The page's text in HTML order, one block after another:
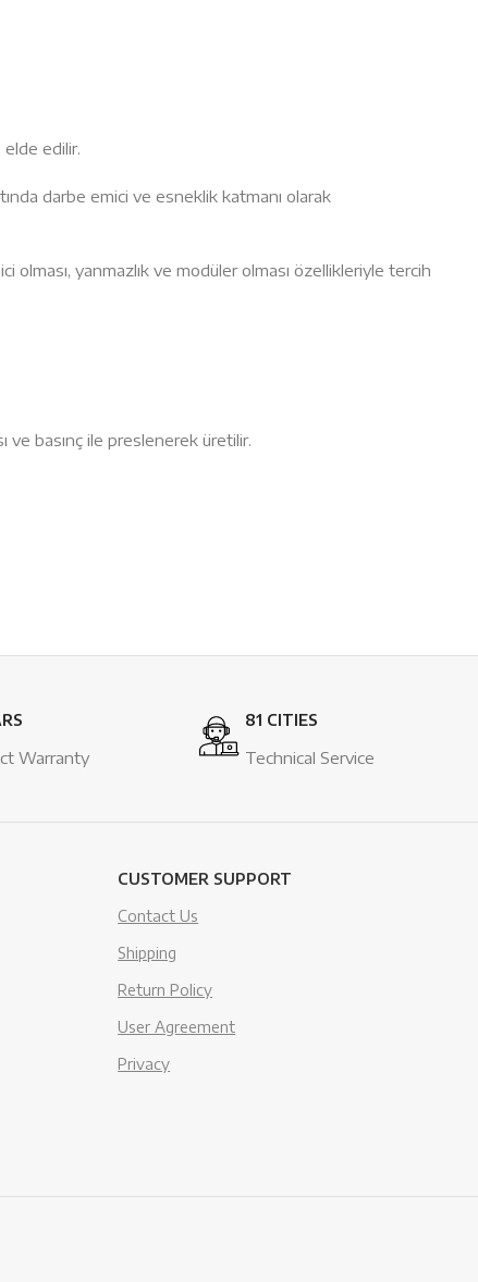
elde edilir.
darbe emici ve esneklik katmanı olarak
olması, yanmazlık ve modüler olması özellikleriyle tercih
ve basınç ile preslenerek üretilir.
Warranty
81 CITIES
Technical Service
CUSTOMER SUPPORT
Contact Us
Shipping
Return Policy
User Agreement
Privacy